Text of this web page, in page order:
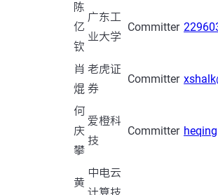
陈
亿
钦
广东工
业大学
Committer
肖
焜
老虎证
券
Committer
何
庆
攀
爱橙科
技
Committer
黄
中电云